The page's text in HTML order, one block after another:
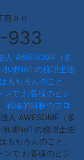
目８０
933
人 AWESOME（多
域No1 の税理士法
もちろんのこと、
ンで お客様のビジ
戦略的財務のプロ
人 AWESOME（多
域No1 の税理士法
もちろんのこと、
ンで お客様のビジ